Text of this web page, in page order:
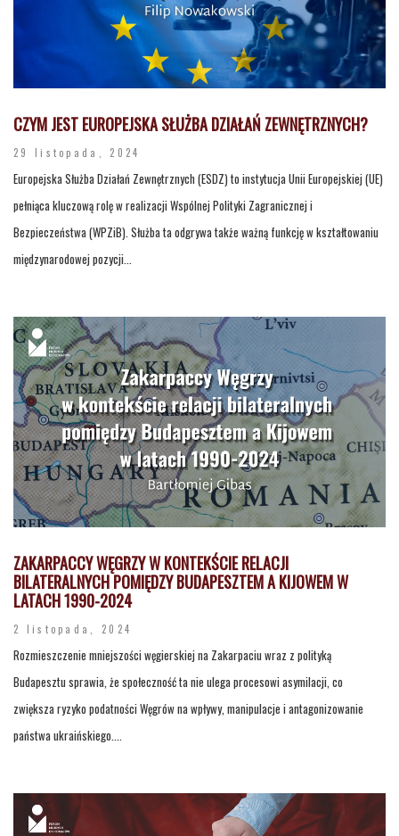
CZYM JEST EUROPEJSKA SŁUŻBA DZIAŁAŃ ZEWNĘTRZNYCH?
29 listopada, 2024
Europejska Służba Działań Zewnętrznych (ESDZ) to instytucja Unii Europejskiej (UE)
pełniąca kluczową rolę w realizacji Wspólnej Polityki Zagranicznej i
Bezpieczeństwa (WPZiB). Służba ta odgrywa także ważną funkcję w kształtowaniu
międzynarodowej pozycji...
ZAKARPACCY WĘGRZY W KONTEKŚCIE RELACJI
BILATERALNYCH POMIĘDZY BUDAPESZTEM A KIJOWEM W
LATACH 1990-2024
2 listopada, 2024
Rozmieszczenie mniejszości węgierskiej na Zakarpaciu wraz z polityką
Budapesztu sprawia, że społeczność ta nie ulega procesowi asymilacji, co
zwiększa ryzyko podatności Węgrów na wpływy, manipulacje i antagonizowanie
państwa ukraińskiego....